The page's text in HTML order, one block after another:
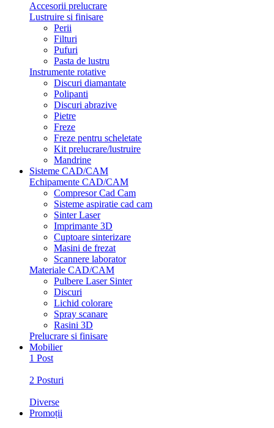
Accesorii prelucrare
Lustruire si finisare
Perii
Filturi
Pufuri
Pasta de lustru
Instrumente rotative
Discuri diamantate
Polipanti
Discuri abrazive
Pietre
Freze
Freze pentru scheletate
Kit prelucrare/lustruire
Mandrine
Sisteme CAD/CAM
Echipamente CAD/CAM
Compresor Cad Cam
Sisteme aspiratie cad cam
Sinter Laser
Imprimante 3D
Cuptoare sinterizare
Masini de frezat
Scannere laborator
Materiale CAD/CAM
Pulbere Laser Sinter
Discuri
Lichid colorare
Spray scanare
Rasini 3D
Prelucrare si finisare
Mobilier
1 Post
2 Posturi
Diverse
Promoții